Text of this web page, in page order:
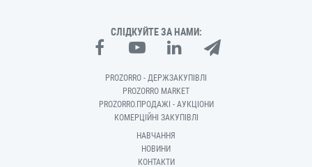
СЛІДКУЙТЕ ЗА НАМИ:
PROZORRO - ДЕРЖЗАКУПІВЛІ
PROZORRO MARKET
PROZORRO.ПРОДАЖІ - АУКЦІОНИ
КОМЕРЦІЙНІ ЗАКУПІВЛІ
НАВЧАННЯ
НОВИНИ
КОНТАКТИ